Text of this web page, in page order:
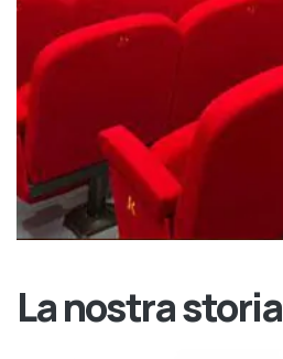
La nostra storia